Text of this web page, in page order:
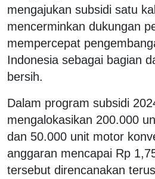
mengajukan subsidi satu
mencerminkan dukungan
mempercepat
Indonesia sebagai bagian
bersih.
Dalam program subsidi
mengalokasikan 200.000
dan 50.000 unit motor
anggaran mencapai Rp
tersebut direncanakan